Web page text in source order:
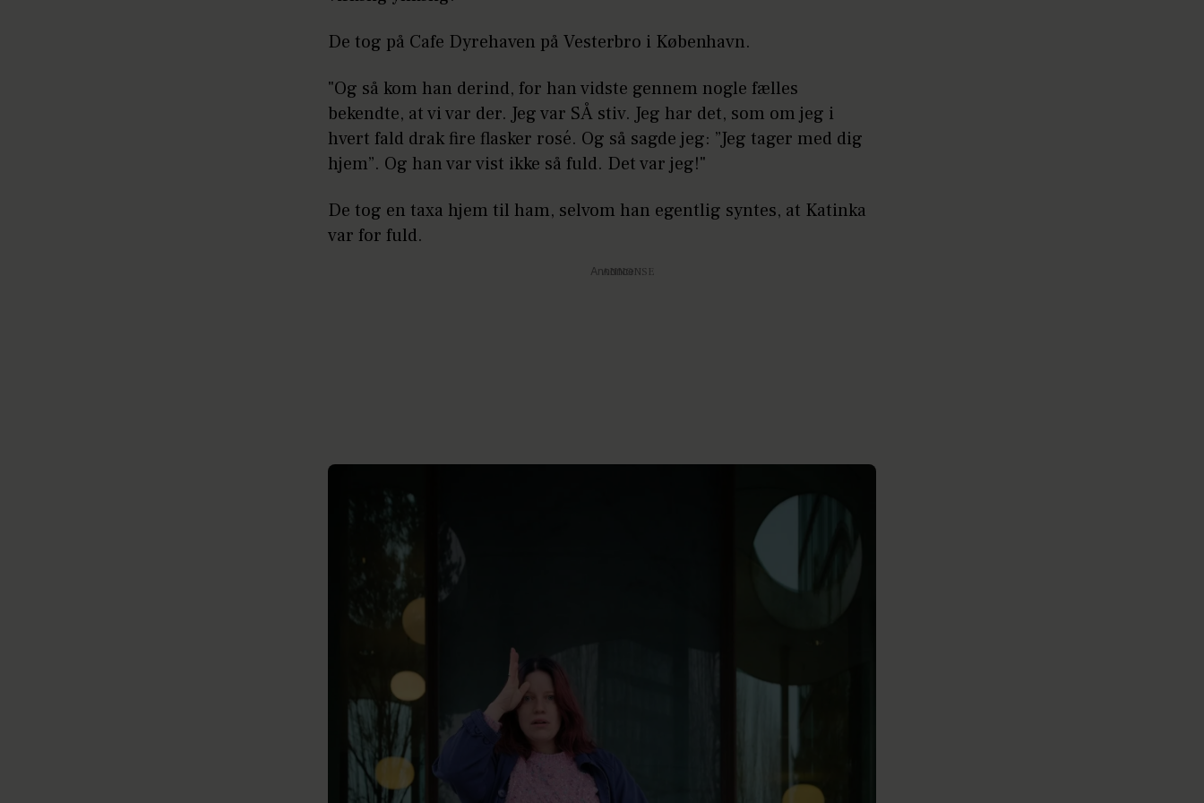
De tog på Cafe Dyrehaven på Vesterbro i København.
"Og så kom han derind, for han vidste gennem nogle fælles
bekendte, at vi var der. Jeg var SÅ stiv. Jeg har det, som om jeg i
hvert fald drak fire flasker rosé. Og så sagde jeg: ”Jeg tager med dig
hjem”. Og han var vist ikke så fuld. Det var jeg!"
De tog en taxa hjem til ham, selvom han egentlig syntes, at Katinka
var for fuld.
Annonce